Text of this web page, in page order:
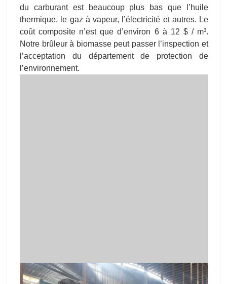
du carburant est beaucoup plus bas que l’huile
thermique, le gaz à vapeur, l’électricité et autres. Le
coût composite n’est que d’environ 6 à 12 $ / m³.
Notre brûleur à biomasse peut passer l’inspection et
l’acceptation du département de protection de
l’environnement.